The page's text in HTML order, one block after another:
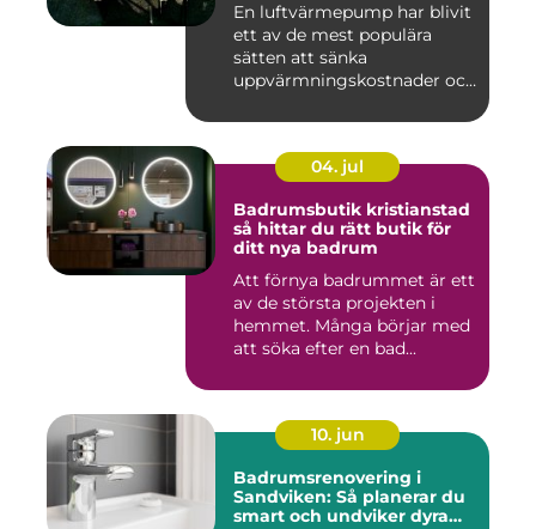
En luftvärmepump har blivit
ett av de mest populära
sätten att sänka
uppvärmningskostnader och
04. jul
Badrumsbutik kristianstad
så hittar du rätt butik för
ditt nya badrum
Att förnya badrummet är ett
av de största projekten i
hemmet. Många börjar med
att söka efter en bad...
10. jun
Badrumsrenovering i
Sandviken: Så planerar du
smart och undviker dyra